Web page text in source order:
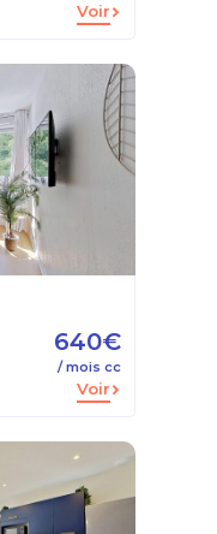
Voir
640€
/ mois cc
Voir